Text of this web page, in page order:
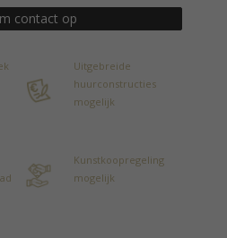
contact op
Uitgebreide
huurconstructies
mogelijk
Kunstkoopregeling
mogelijk